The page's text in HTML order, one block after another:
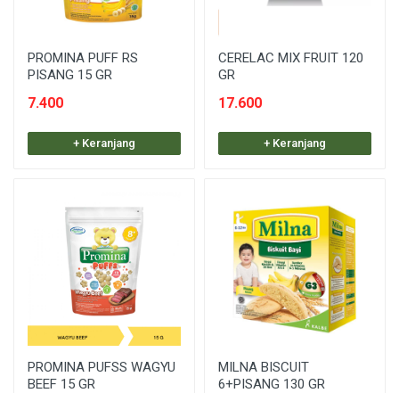
PROMINA PUFF RS
PISANG 15 GR
7.400
+ Keranjang
CERELAC MIX FRUIT 120
GR
17.600
+ Keranjang
PROMINA PUFSS WAGYU
BEEF 15 GR
MILNA BISCUIT
6+PISANG 130 GR